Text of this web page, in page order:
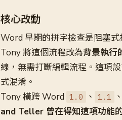
核心改動
Word 早期的拼字檢查是阻塞
Tony 將這個流程改為背景執行
線，無需打斷編輯流程。這項
式混淆。
Tony 橫跨 Word 1.0 、 1.1 、
and Teller 曾在得知這項功能